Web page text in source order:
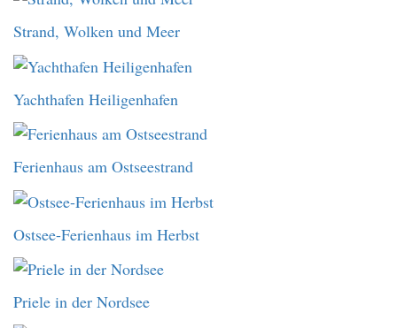
Strand, Wolken und Meer
Yachthafen Heiligenhafen
Ferienhaus am Ostseestrand
Ostsee-Ferienhaus im Herbst
Priele in der Nordsee